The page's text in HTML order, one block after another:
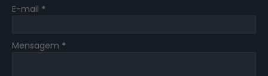
E-mail *
Mensagem *